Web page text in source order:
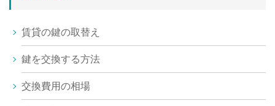
賃貸の鍵の取替え
鍵を交換する方法
交換費用の相場